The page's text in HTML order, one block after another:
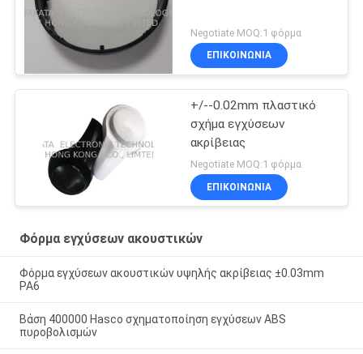
Negotiate MOQ:1 φόρμα
ΕΠΙΚΟΙΝΩΝΊΑ
+/--0.02mm πλαστικό
σχήμα εγχύσεων
ακρίβειας
Negotiate MOQ:1 φόρμα
ΕΠΙΚΟΙΝΩΝΊΑ
Φόρμα εγχύσεων ακουστικών
Φόρμα εγχύσεων ακουστικών υψηλής ακρίβειας ±0.03mm
PA6
Βάση 400000 Hasco σχηματοποίηση εγχύσεων ABS
πυροβολισμών